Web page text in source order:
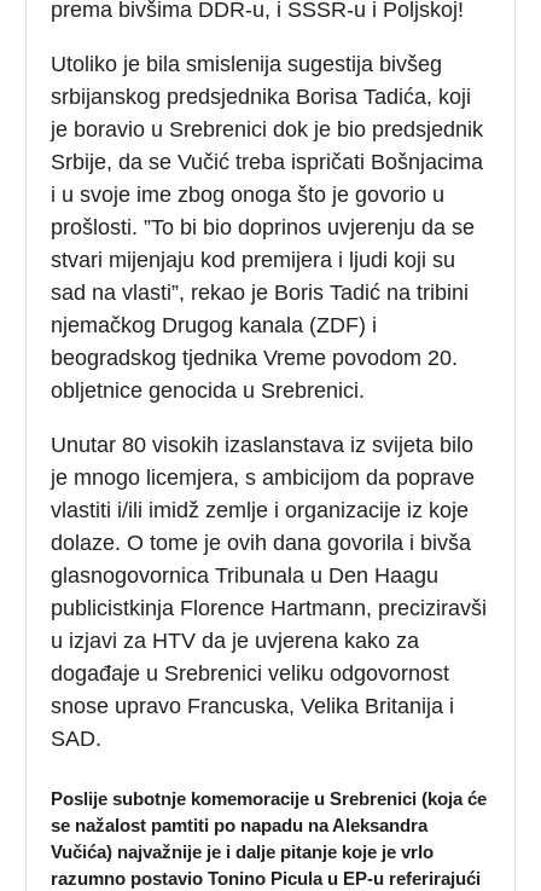
prema bivšima DDR-u, i SSSR-u i Poljskoj!
Utoliko je bila smislenija sugestija bivšeg
srbijanskog predsjednika Borisa Tadića, koji
je boravio u Srebrenici dok je bio predsjednik
Srbije, da se Vučić treba ispričati Bošnjacima
i u svoje ime zbog onoga što je govorio u
prošlosti. ”To bi bio doprinos uvjerenju da se
stvari mijenjaju kod premijera i ljudi koji su
sad na vlasti”, rekao je Boris Tadić na tribini
njemačkog Drugog kanala (ZDF) i
beogradskog tjednika Vreme povodom 20.
obljetnice genocida u Srebrenici.
Unutar 80 visokih izaslanstava iz svijeta bilo
je mnogo licemjera, s ambicijom da poprave
vlastiti i/ili imidž zemlje i organizacije iz koje
dolaze. O tome je ovih dana govorila i bivša
glasnogovornica Tribunala u Den Haagu
publicistkinja Florence Hartmann, preciziravši
u izjavi za HTV da je uvjerena kako za
događaje u Srebrenici veliku odgovornost
snose upravo Francuska, Velika Britanija i
SAD.
Poslije subotnje komemoracije u Srebrenici (koja će
se nažalost pamtiti po napadu na Aleksandra
Vučića) najvažnije je i dalje pitanje koje jevrlo
razumno postavio Tonino Picula u EP-u referirajući